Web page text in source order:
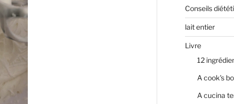
Conseils
lait entier
Livre
12
A cook's
A cucina